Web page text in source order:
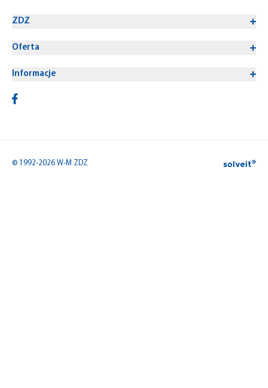
ZDZ
Oferta
Informacje
© 1992-2026 W-M ZDZ